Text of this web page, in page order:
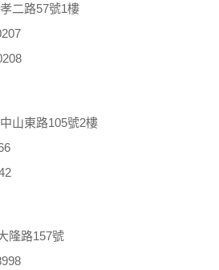
施不適用本網站隱私權保護政策，本
除了在該資料或電子郵件上註明是由
方法及說明。
或出借您的個人識別資料。
員條款或產品、服務的特定使用指
私，我們無法為您查詢其他使用者的
律上問題需查閱他人資料時，請務必
二路57號1樓
山東路105號2樓
隆路157號